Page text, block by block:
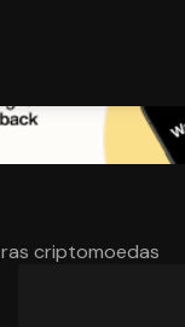
criptomoedas